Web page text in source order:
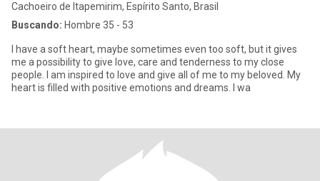
Cachoeiro de Itapemirim, Espírito Santo, Brasil
Buscando: Hombre 35 - 53
I have a soft heart, maybe sometimes even too soft, but it gives
me a possibility to give love, care and tenderness to my close
people. I am inspired to love and give all of me to my beloved. My
heart is filled with positive emotions and dreams. I wa